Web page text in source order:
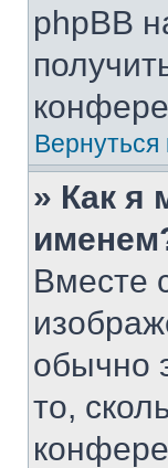
phpBB
Вернуться
» Как я
Вместе
обычно
то,